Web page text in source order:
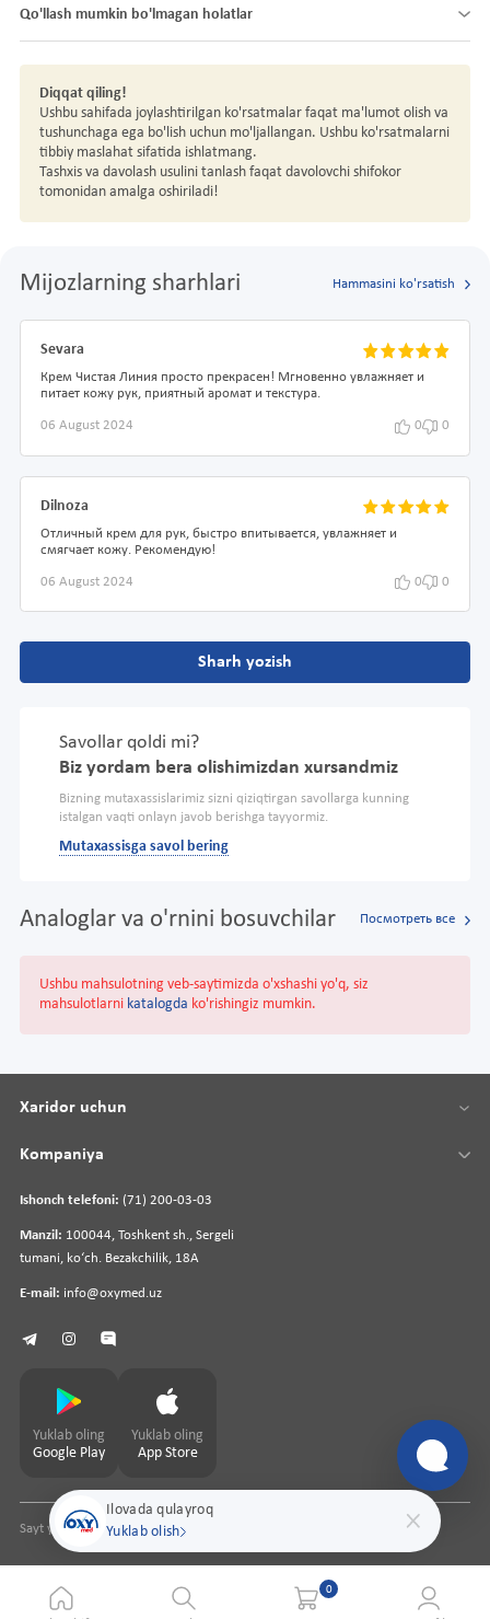
Qo'llash mumkin bo'lmagan holatlar
Diqqat qiling!
Ushbu sahifada joylashtirilgan ko'rsatmalar faqat ma'lumot olish va
tushunchaga ega bo'lish uchun mo'ljallangan. Ushbu ko'rsatmalarni
tibbiy maslahat sifatida ishlatmang.
Tashxis va davolash usulini tanlash faqat davolovchi shifokor
tomonidan amalga oshiriladi!
Mijozlarning sharhlari Hammasini ko'rsatish
Sevara
Крем Чистая Линия просто прекрасен! Мгновенно увлажняет и
питает кожу рук, приятный аромат и текстура.
06 August 2024 0 0
Dilnoza
Отличный крем для рук, быстро впитывается, увлажняет и
смягчает кожу. Рекомендую!
06 August 2024 0 0
Sharh yozish
Savollar qoldi mi?
Biz yordam bera olishimizdan xursandmiz
Bizning mutaxassislarimiz sizni qiziqtirgan savollarga kunning
istalgan vaqti onlayn javob berishga tayyormiz.
Mutaxassisga savol bering
Analoglar va o'rnini bosuvchilar Посмотреть все
Ushbu mahsulotning veb-saytimizda o'xshashi yo'q, siz
mahsulotlarni katalogda ko'rishingiz mumkin.
Ilovada qulayroq
Yuklab olish
Ishonch telefoni: (71) 200-03-03
Manzil: 100044, Toshkent sh., Sergeli
tumani, koʻch. Bezakchilik, 18A
E-mail: info@oxymed.uz
Xaridor uchun
Kompaniya
Yuklab oling
Google Play
Yuklab oling
App Store
Sayt yaratuvchipharmit.uz
0